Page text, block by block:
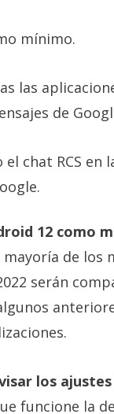
mínimo.
las
de
chat RCS en
12 como
mayoría de los
serán
los
funcione la